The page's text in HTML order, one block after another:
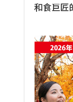
和食巨匠